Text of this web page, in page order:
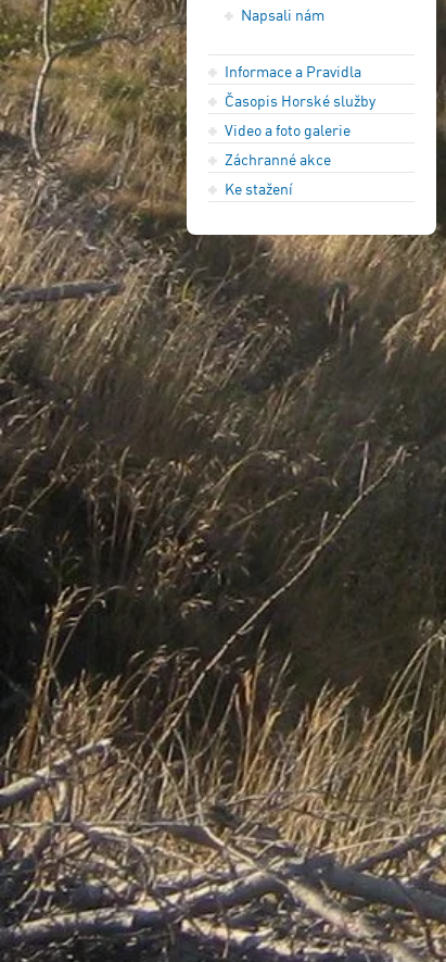
Napsali nám
Informace a Pravidla
Časopis Horské služby
Video a foto galerie
Záchranné akce
Ke stažení